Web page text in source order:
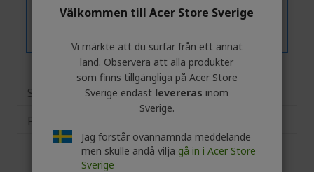
Specifikationer
Relaterade produkter
Välkommen till Acer Store Sverige
Vi märkte att du surfar från ett annat
land. Observera att alla produkter
som finns tillgängliga på Acer Store
Sverige endast levereras inom
Sverige.
Jag förstår ovannämnda meddelande
men skulle ändå vilja gå in i Acer Store
Sverige